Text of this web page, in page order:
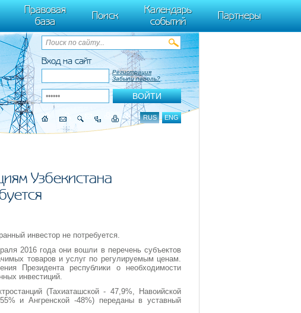
(window,
Правовая
база
Поиск
Календарь
событий
Партнеры
Вход на сайт
Регистрация
Забыли пароль?
RUS ENG
Узбекистана
инвестор не потребуется.
2016 года они вошли в перечень субъектов
товаров и услуг по регулируемым ценам.
Президента республики о необходимости
инвестиций.
(Тахиаташской - 47,9%, Навоийской
и Ангренской -48%) переданы в уставный